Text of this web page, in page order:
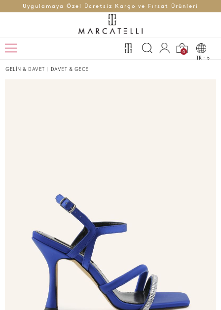
Uygulamaya Özel Ücretsiz Kargo ve Fırsat Ürünleri
0
TR - t
GELİN & DAVET | DAVET & GECE